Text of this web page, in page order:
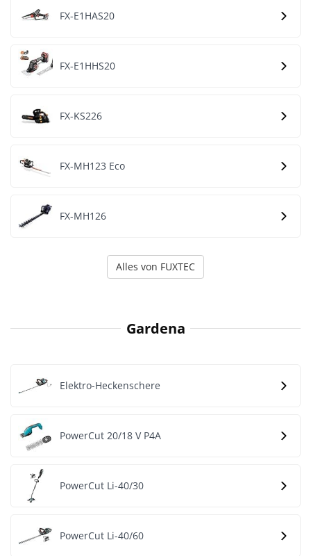
FX-E1HAS20
FX-E1HHS20
FX-KS226
FX-MH123 Eco
FX-MH126
Alles von FUXTEC
Gardena
Elektro-Heckenschere
PowerCut 20/18 V P4A
PowerCut Li-40/30
PowerCut Li-40/60